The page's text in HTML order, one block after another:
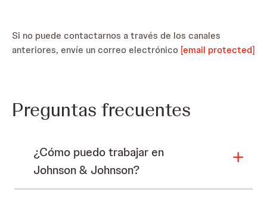
Si no puede contactarnos a través de los canales
anteriores, envíe un correo electrónico [email protected]
Preguntas frecuentes
¿Cómo puedo trabajar en
Johnson & Johnson?